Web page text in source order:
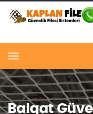
Menu
Balgat